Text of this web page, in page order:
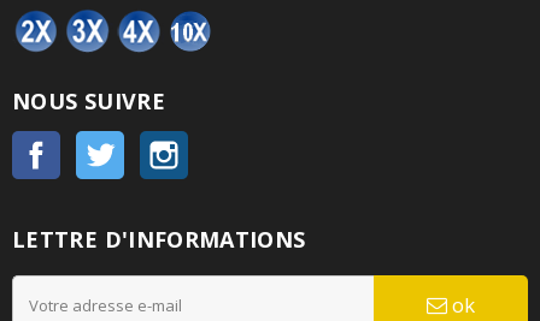
NOUS SUIVRE
Facebook Twitter
LETTRE D'INFORMATIONS
ok